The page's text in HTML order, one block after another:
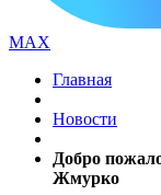
MAX
Главная
Новости
Добро
Жмурко